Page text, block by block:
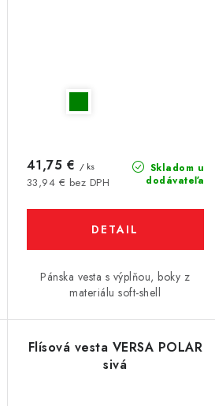
Skladom u
dodávateľa
33,94 € bez DPH
41,75 € / ks
DETAIL
Pánska vesta s výplňou, boky z
materiálu soft-shell
Flísová vesta VERSA POLAR
sivá